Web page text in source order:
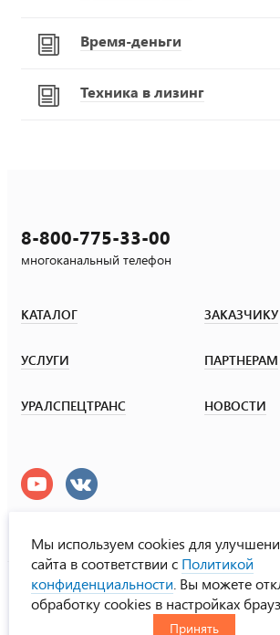
Время-деньги
Техника в лизинг
8-800-775-33-00
многоканальный телефон
КАТАЛОГ ЗАКАЗЧИКУ
УСЛУГИ ПАРТНЕРАМ
УРАЛСПЕЦТРАНС НОВОСТИ
УралСпецТранс
© ООО «Урал СТ», 2000-2026
Политика конфиденциальности
Мы используем cookies для
сайта в соответствии с Политикой
конфиденциальности . Вы можете
обработку cookies в настройках
Принять